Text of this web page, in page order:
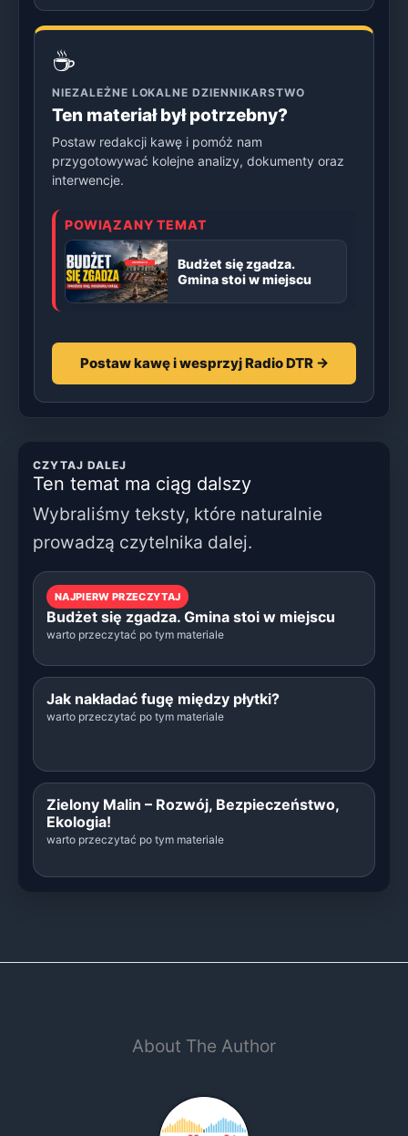
☕
NIEZALEŻNE LOKALNE DZIENNIKARSTWO
Ten materiał był potrzebny?
Postaw redakcji kawę i pomóż nam
przygotowywać kolejne analizy, dokumenty oraz
interwencje.
POWIĄZANY TEMAT
Budżet się zgadza.
Gmina stoi w miejscu
Postaw kawę i wesprzyj Radio DTR →
CZYTAJ DALEJ
Ten temat ma ciąg dalszy
Wybraliśmy teksty, które naturalnie
prowadzą czytelnika dalej.
NAJPIERW PRZECZYTAJ
Budżet się zgadza. Gmina stoi w miejscu
warto przeczytać po tym materiale
Jak nakładać fugę między płytki?
warto przeczytać po tym materiale
Zielony Malin – Rozwój, Bezpieczeństwo,
Ekologia!
warto przeczytać po tym materiale
About The Author